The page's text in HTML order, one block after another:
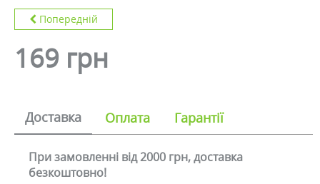
Попередній
169 грн
Доставка Оплата Гарантії
При замовленні від 2000 грн, доставка
безкоштовно!